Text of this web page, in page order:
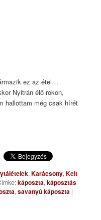
ez az étel…
Nyitrán élő rokon,
hallottam még csak hírét
,Karácsony,Kelt
káposzta,káposztás
,savanyú káposzta |